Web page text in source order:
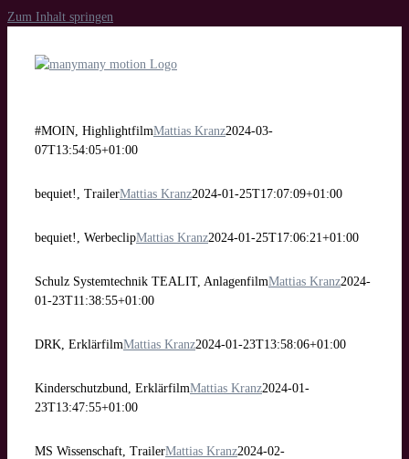
Zum Inhalt springen
#MOIN, HighlightfilmMattias Kranz2024-03-
07T13:54:05+01:00
bequiet!, TrailerMattias Kranz2024-01-25T17:07:09+01:00
bequiet!, WerbeclipMattias Kranz2024-01-25T17:06:21+01:00
Schulz Systemtechnik TEALIT, AnlagenfilmMattias Kranz2024-
01-23T11:38:55+01:00
DRK, ErklärfilmMattias Kranz2024-01-23T13:58:06+01:00
Kinderschutzbund, ErklärfilmMattias Kranz2024-01-
23T13:47:55+01:00
MS Wissenschaft, TrailerMattias Kranz2024-02-